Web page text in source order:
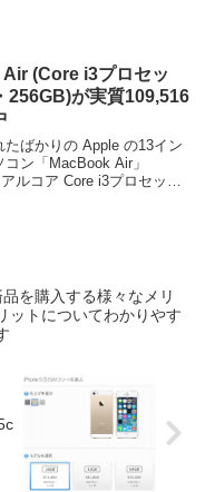
(Core i3プロセッ
256GB)が実質109,516
たばかりの Apple の13イン
ン「MacBook Air」
ルコア Core i3プロセッサ,
を購入する様々なメリ
ットについてわかりやす